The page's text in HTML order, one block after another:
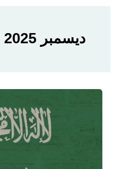
ديسمبر 2025